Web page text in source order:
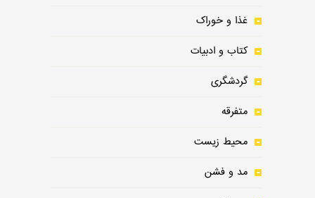
غذا و خوراک
کتاب و ادبیات
گردشگری
متفرقه
محیط زیست
مد و فشن